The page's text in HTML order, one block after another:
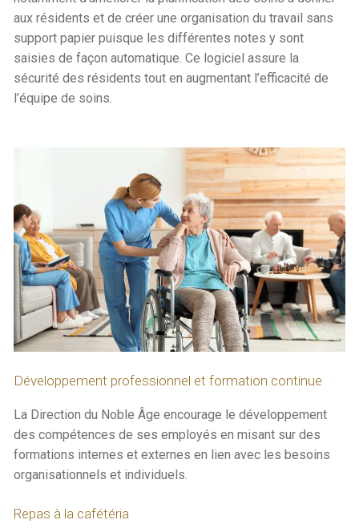
aux résidents et de créer une organisation du travail sans
support papier puisque les différentes notes y sont
saisies de façon automatique. Ce logiciel assure la
sécurité des résidents tout en augmentant l’efficacité de
l’équipe de soins.
Développement professionnel et formation continue
La Direction du Noble Âge encourage le développement
des compétences de ses employés en misant sur des
formations internes et externes en lien avec les besoins
organisationnels et individuels.
Repas à la cafétéria